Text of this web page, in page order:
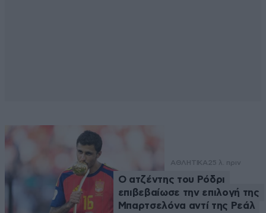
ΑΘΛΗΤΙΚΑ 25 λ. πριν
Ο ατζέντης του Ρόδρι
επιβεβαίωσε την επιλογή της
Μπαρτσελόνα αντί της Ρεάλ